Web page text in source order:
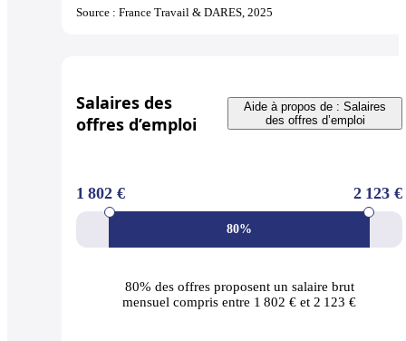
Source : France Travail & DARES, 2025
Salaires des
offres d’emploi
Aide à propos de : Salaires
des offres d’emploi
80%
1 802 € 2 123 €
80% des offresproposent un salaire brut
mensuel compris entre 1 802 € et 2 123 €